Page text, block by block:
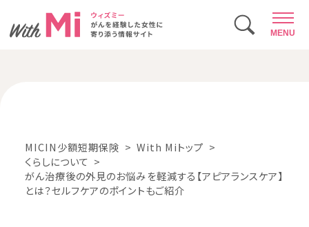
MENU
MICIN少額短期保険
With Miトップ
くらしについて
がん治療後の外見のお悩みを軽減する【アピアランスケア】
とは？セルフケアのポイントもご紹介